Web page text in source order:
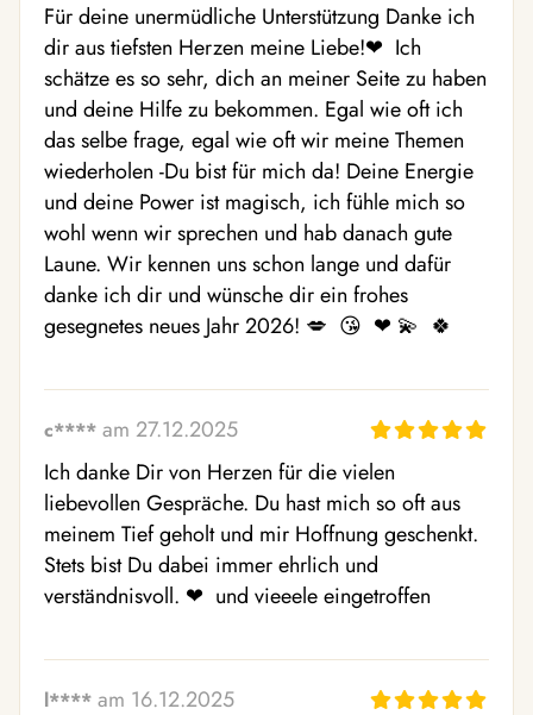
Für deine unermüdliche Unterstützung Danke ich
dir aus tiefsten Herzen meine Liebe!❤ ️ Ich
schätze es so sehr, dich an meiner Seite zu haben
und deine Hilfe zu bekommen. Egal wie oft ich
das selbe frage, egal wie oft wir meine Themen
wiederholen -Du bist für mich da! Deine Energie
und deine Power ist magisch, ich fühle mich so
wohl wenn wir sprechen und hab danach gute
Laune. Wir kennen uns schon lange und dafür
danke ich dir und wünsche dir ein frohes
gesegnetes neues Jahr 2026! 💋  😘  ❤ ️💫  🍀
c**** am 27.12.2025
Ich danke Dir von Herzen für die vielen
liebevollen Gespräche. Du hast mich so oft aus
meinem Tief geholt und mir Hoffnung geschenkt.
Stets bist Du dabei immer ehrlich und
verständnisvoll. ❤ ️ und vieeele eingetroffen
l**** am 16.12.2025